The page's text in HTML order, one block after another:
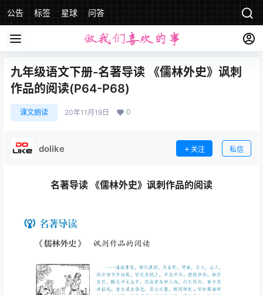
公告 标签 星球 问答
九年级语文下册-名著导读 《儒林外史》讽刺
作品的阅读(P64-P68)
课文朗读 20年11月19日 0
dolike 关注 私信
名著导读 《儒林外史》讽刺作品的阅读